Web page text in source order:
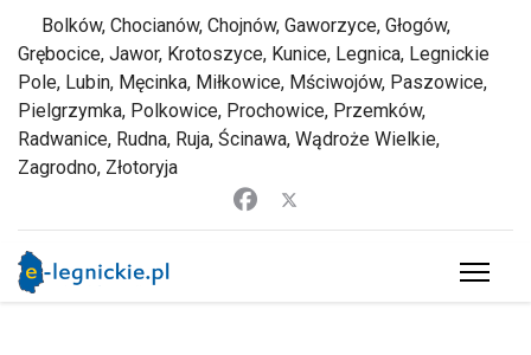
Bolków, Chocianów, Chojnów, Gaworzyce, Głogów,
Grębocice, Jawor, Krotoszyce, Kunice, Legnica, Legnickie
Pole, Lubin, Męcinka, Miłkowice, Mściwojów, Paszowice,
Pielgrzymka, Polkowice, Prochowice, Przemków,
Radwanice, Rudna, Ruja, Ścinawa, Wądroże Wielkie,
Zagrodno, Złotoryja